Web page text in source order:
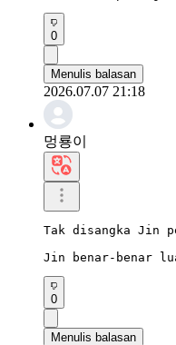
0
Menulis balasan
2026.07.07 21:18
멍룡이
Tak disangka Jin
Jin benar-benar
0
Menulis balasan